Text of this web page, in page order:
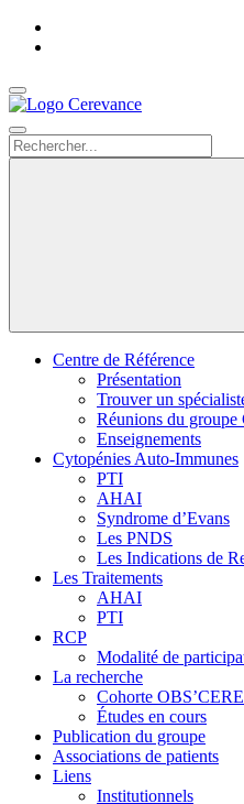
Centre de Référence
Présentation
Trouver un
Réunions du
Enseignements
Cytopénies Auto-Immunes
PTI
AHAI
Syndrome d’Evans
Les PNDS
Les Indications de
Les Traitements
AHAI
PTI
RCP
Modalité de
La recherche
Cohorte
Études en cours
Publication du groupe
Associations de patients
Liens
Institutionnels